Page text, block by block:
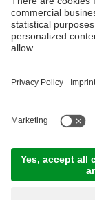
©2026
Impressum